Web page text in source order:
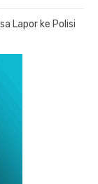
Lapor ke Polisi